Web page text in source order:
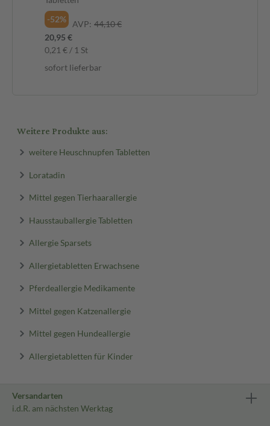
-52%
AVP: 44,10 €
20,95 €
0,21 € / 1 St
sofort lieferbar
Weitere Produkte aus:
weitere Heuschnupfen Tabletten
Loratadin
Mittel gegen Tierhaarallergie
Hausstauballergie Tabletten
Allergie Sparsets
Allergietabletten Erwachsene
Pferdeallergie Medikamente
Mittel gegen Katzenallergie
Mittel gegen Hundeallergie
Allergietabletten für Kinder
Versandarten
i.d.R. am nächsten Werktag